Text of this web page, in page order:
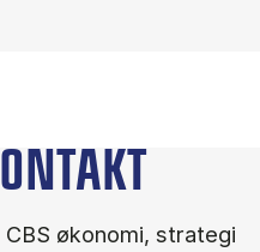
økonomi, strategi